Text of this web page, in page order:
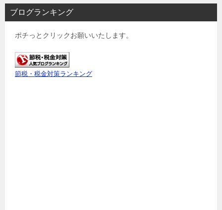
ブログランキング
ポチっとクリックお願いいたします。
節税・税金対策ランキング